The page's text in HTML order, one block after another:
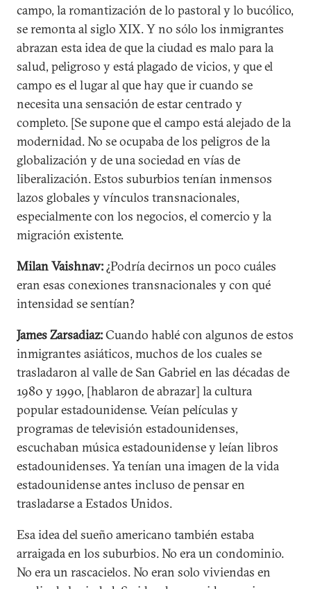
campo, la romantización de lo pastoral y lo bucólico,
se remonta al siglo XIX. Y no sólo los inmigrantes
abrazan esta idea de que la ciudad es malo para la
salud, peligroso y está plagado de vicios, y que el
campo es el lugar al que hay que ir cuando se
necesita una sensación de estar centrado y
completo. [Se supone que el campo está alejado de la
modernidad. No se ocupaba de los peligros de la
globalización y de una sociedad en vías de
liberalización. Estos suburbios tenían inmensos
lazos globales y vínculos transnacionales,
especialmente con los negocios, el comercio y la
migración existente.
Milan Vaishnav:¿Podría decirnos un poco cuáles
eran esas conexiones transnacionales y con qué
intensidad se sentían?
James Zarsadiaz:Cuando hablé con algunos de estos
inmigrantes asiáticos, muchos de los cuales se
trasladaron al valle de San Gabriel en las décadas de
1980 y 1990, [hablaron de abrazar] la cultura
popular estadounidense. Veían películas y
programas de televisión estadounidenses,
escuchaban música estadounidense y leían libros
estadounidenses. Ya tenían una imagen de la vida
estadounidense antes incluso de pensar en
trasladarse a Estados Unidos.
Esa idea del sueño americano también estaba
arraigada en los suburbios. No era un condominio.
No era un rascacielos. No eran solo viviendas en